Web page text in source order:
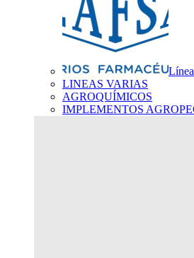
LINEAS VARIAS
AGROQUÍMICOS
IMPLEMENTOS